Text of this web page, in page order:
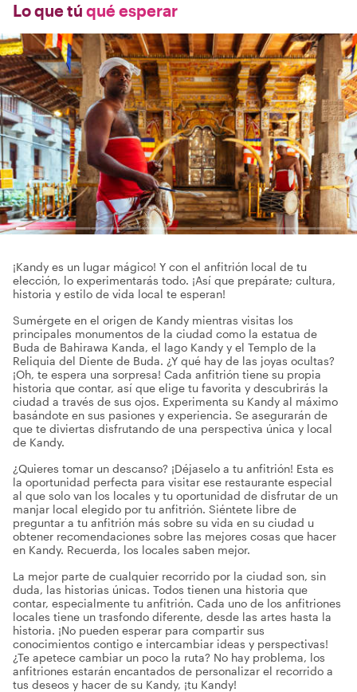
Lo que tú qué esperar
¡Kandy es un lugar mágico! Y con el anfitrión local de tu
elección, lo experimentarás todo. ¡Así que prepárate; cultura,
historia y estilo de vida local te esperan!
Sumérgete en el origen de Kandy mientras visitas los
principales monumentos de la ciudad como la estatua de
Buda de Bahirawa Kanda, el lago Kandy y el Templo de la
Reliquia del Diente de Buda. ¿Y qué hay de las joyas ocultas?
¡Oh, te espera una sorpresa! Cada anfitrión tiene su propia
historia que contar, así que elige tu favorita y descubrirás la
ciudad a través de sus ojos. Experimenta su Kandy al máximo
basándote en sus pasiones y experiencia. Se asegurarán de
que te diviertas disfrutando de una perspectiva única y local
de Kandy.
¿Quieres tomar un descanso? ¡Déjaselo a tu anfitrión! Esta es
la oportunidad perfecta para visitar ese restaurante especial
al que solo van los locales y tu oportunidad de disfrutar de un
manjar local elegido por tu anfitrión. Siéntete libre de
preguntar a tu anfitrión más sobre su vida en su ciudad u
obtener recomendaciones sobre las mejores cosas que hacer
en Kandy. Recuerda, los locales saben mejor.
La mejor parte de cualquier recorrido por la ciudad son, sin
duda, las historias únicas. Todos tienen una historia que
contar, especialmente tu anfitrión. Cada uno de los anfitriones
locales tiene un trasfondo diferente, desde las artes hasta la
historia. ¡No pueden esperar para compartir sus
conocimientos contigo e intercambiar ideas y perspectivas!
¿Te apetece cambiar un poco la ruta? No hay problema, los
anfitriones estarán encantados de personalizar el recorrido a
tus deseos y hacer de su Kandy, ¡tu Kandy!